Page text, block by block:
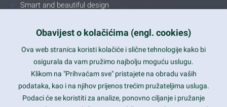
Smart and beautiful design
Latest trends and much more...
Contact Info
Obavijest o kolačićima (engl. cookies)
Ova web stranica koristi kolačiće i slične tehnologije kako bi
osigurala da vam pružimo najbolju moguću uslugu.
Klikom na "Prihvaćam sve" pristajete na obradu vaših
podataka, kao i na njihov prijenos trećim pružateljima usluga.
Podaci će se koristiti za analize, ponovno ciljanje i pružanje